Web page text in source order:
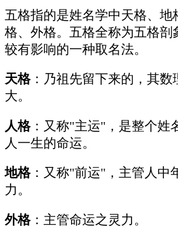
五格指的是姓名学中天格、地
格、外格。五格全称为五格剖
较有影响的一种取名法。
天格：乃祖先留下来的，其数
大。
人格：又称"主运"，是整个姓
人一生的命运。
地格：又称"前运"，主管人中
力。
外格：主管命运之灵力。